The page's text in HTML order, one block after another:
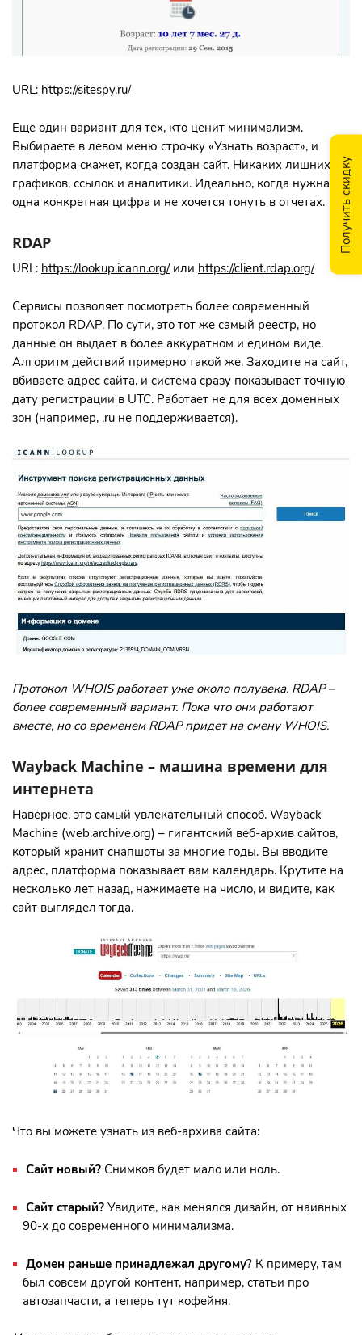
Получить скидку
URL: https://sitespy.ru/
Еще один вариант для тех, кто ценит минимализм.
Выбираете в левом меню строчку «Узнать возраст», и
платформа скажет, когда создан сайт. Никаких лишних
графиков, ссылок и аналитики. Идеально, когда нужна
одна конкретная цифра и не хочется тонуть в отчетах.
RDAP
URL: https://lookup.icann.org/или https://client.rdap.org/
Сервисы позволяет посмотреть более современный
протокол RDAP. По сути, это тот же самый реестр, но
данные он выдает в более аккуратном и едином виде.
Алгоритм действий примерно такой же. Заходите на сайт,
вбиваете адрес сайта, и система сразу показывает точную
дату регистрации в UTC. Работает не для всех доменных
зон (например, .ru не поддерживается).
Протокол WHOIS работает уже около полувека. RDAP –
более современный вариант. Пока что они работают
вместе, но со временем RDAP придет на смену WHOIS.
Wayback Machine – машина времени для
интернета
Наверное, это самый увлекательный способ. Wayback
Machine (web.archive.org) – гигантский веб-архив сайтов,
который хранит снапшоты за многие годы. Вы вводите
адрес, платформа показывает вам календарь. Крутите на
несколько лет назад, нажимаете на число, и видите, как
сайт выглядел тогда.
Что вы можете узнать из веб-архива сайта:
Сайт новый? Снимков будет мало или ноль.
Сайт старый? Увидите, как менялся дизайн, от наивных
90-х до современного минимализма.
Домен раньше принадлежал другому? К примеру, там
был совсем другой контент, например, статьи про
автозапчасти, а теперь тут кофейня.